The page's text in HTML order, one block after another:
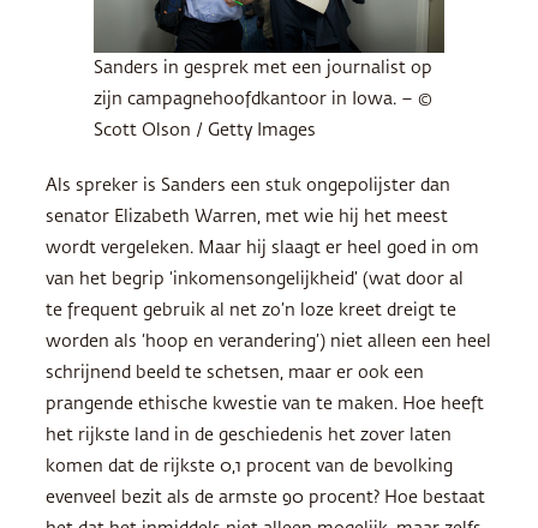
Sanders in gesprek met een journalist op
zijn campagnehoofdkantoor in Iowa. – ©
Scott Olson / Getty Images
Als spreker is Sanders een stuk ongepolijster dan
senator Elizabeth Warren, met wie hij het meest
wordt vergeleken. Maar hij slaagt er heel goed in om
van het begrip ‘inkomensongelijkheid’ (wat door al
te frequent gebruik al net zo’n loze kreet dreigt te
worden als ‘hoop en verandering’) niet alleen een heel
schrijnend beeld te schetsen, maar er ook een
prangende ethische kwestie van te maken. Hoe heeft
het rijkste land in de geschiedenis het zover laten
komen dat de rijkste 0,1 procent van de bevolking
evenveel bezit als de armste 90 procent? Hoe bestaat